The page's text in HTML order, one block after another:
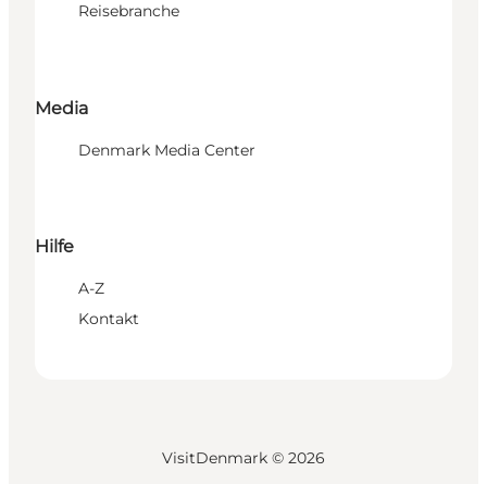
Reisebranche
Media
Denmark Media Center
Hilfe
A-Z
Kontakt
VisitDenmark © 2026